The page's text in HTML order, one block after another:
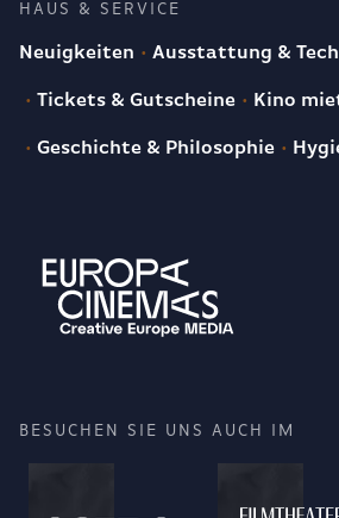
HAUS & SERVICE
Neuigkeiten Ausstattung &
Tickets & Gutscheine Kino
Geschichte & Philosophie
BESUCHEN SIE UNS AUCH IM